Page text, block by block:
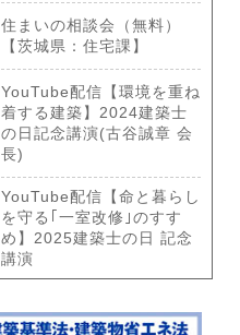
住まいの相談会（無料）
【茨城県：住宅課】
YouTube配信【環境を重ね
着する建築】2024建築士
の日記念講演(古谷誠章 会
長)
YouTube配信【命と暮らし
を守る｢一室改修｣のすす
め】2025建築士の日 記念
講演